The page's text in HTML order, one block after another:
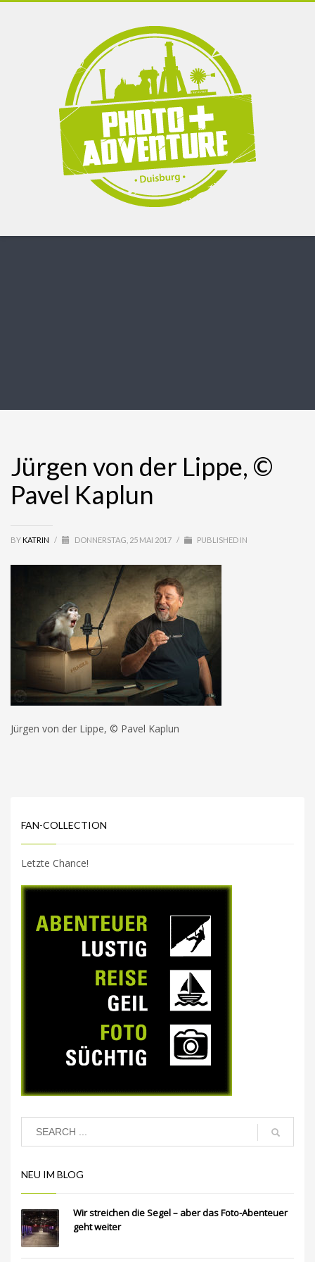
Jürgen von der Lippe, ©
Pavel Kaplun
BY KATRIN / DONNERSTAG, 25 MAI 2017 / PUBLISHED IN
Jürgen von der Lippe, © Pavel Kaplun
FAN-COLLECTION
Letzte Chance!
NEU IM BLOG
Wir streichen die Segel – aber das Foto-Abenteuer
geht weiter